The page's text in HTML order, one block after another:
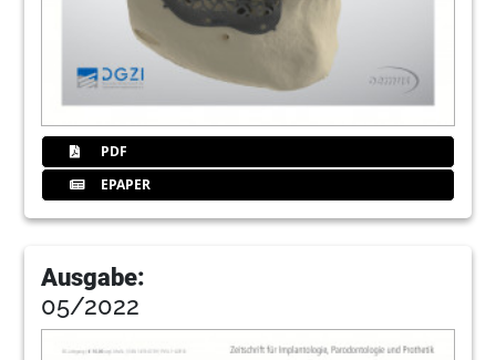
PDF
EPAPER
Ausgabe:
05/2022